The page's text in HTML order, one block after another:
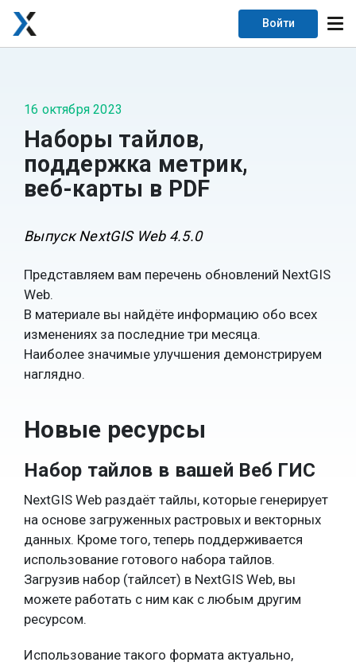
Войти
16 октября 2023
Наборы тайлов,
поддержка метрик,
веб-карты в PDF
Выпуск NextGIS Web 4.5.0
Представляем вам перечень обновлений NextGIS
Web.
В материале вы найдёте информацию обо всех
изменениях за последние три месяца.
Наиболее значимые улучшения демонстрируем
наглядно.
Новые ресурсы
Набор тайлов в вашей Веб ГИС
NextGIS Web раздаёт тайлы, которые генерирует
на основе загруженных растровых и векторных
данных. Кроме того, теперь поддерживается
использование готового набора тайлов.
Загрузив набор (тайлсет) в NextGIS Web, вы
можете работать с ним как с любым другим
ресурсом.
Использование такого формата актуально,